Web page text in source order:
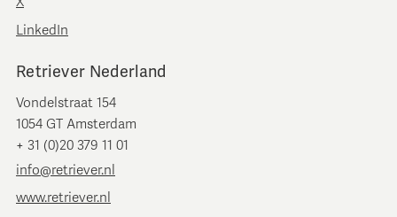
LinkedIn
Retriever Nederland
Vondelstraat 154
1054 GT Amsterdam
+ 31 (0)20 379 11 01
info@retriever.nl
www.retriever.nl